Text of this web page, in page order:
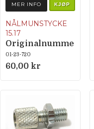
MER INFO KJØP
NÅLMUNSTYCKE
15.17
Originalnumme
r 45-111/1517
01-23-720
60,00 kr